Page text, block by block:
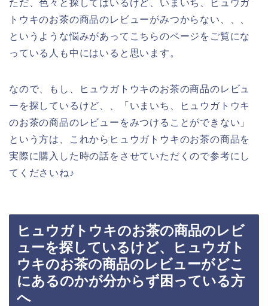
ただ、色々と探してはいるけど、いまいち、ヒュウガ
トウキのお茶の商品のレビューがみつからない、、、
というような悩みがあってこちらのページをご覧にな
っている人も中にはいると思います。
なので、もし、ヒュウガトウキのお茶の商品のレビュ
ーを探しているけど、、「いまいち、ヒュウガトウキ
のお茶の商品のレビューをみつけることができない」
という方は、これからヒュウガトウキのお茶の商品を
実際に購入した時の話をさせていただくので参考にし
てくださいね♪
ヒュウガトウキのお茶の商品のレビ
ューを探しているけど、ヒュウガト
ウキのお茶の商品のレビューがどこ
にあるのかが分からず困っている方
へ